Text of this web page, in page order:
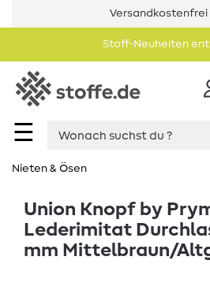
Versandkostenfrei
Stoff-Neuheiten
☰
Nieten & Ösen
Union Knopf by
Lederimitat
mm Mittelbraun/